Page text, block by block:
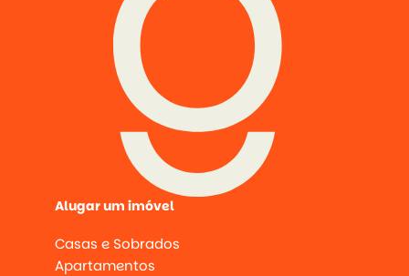
Alugar um imóvel
Casas e Sobrados
Apartamentos